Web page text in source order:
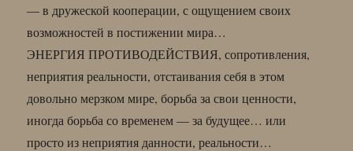
— в дружеской кооперации, с ощущением своих
возможностей в постижении мира…
ЭНЕРГИЯ ПРОТИВОДЕЙСТВИЯ, сопротивления,
неприятия реальности, отстаивания себя в этом
довольно мерзком мире, борьба за свои ценности,
иногда борьба со временем — за будущее… или
просто из неприятия данности, реальности…